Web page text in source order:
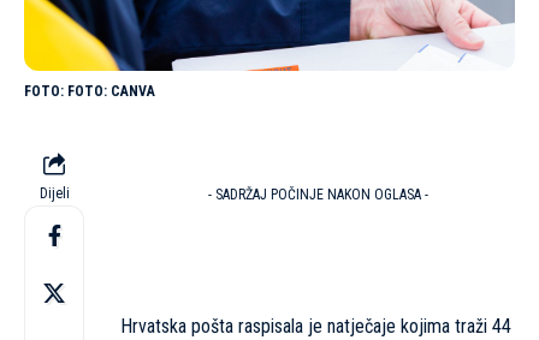
FOTO: CANVA
Dijeli - SADRŽAJ POČINJE NAKON OGLASA -
Hrvatska pošta raspisala je natječaje kojima traži 44